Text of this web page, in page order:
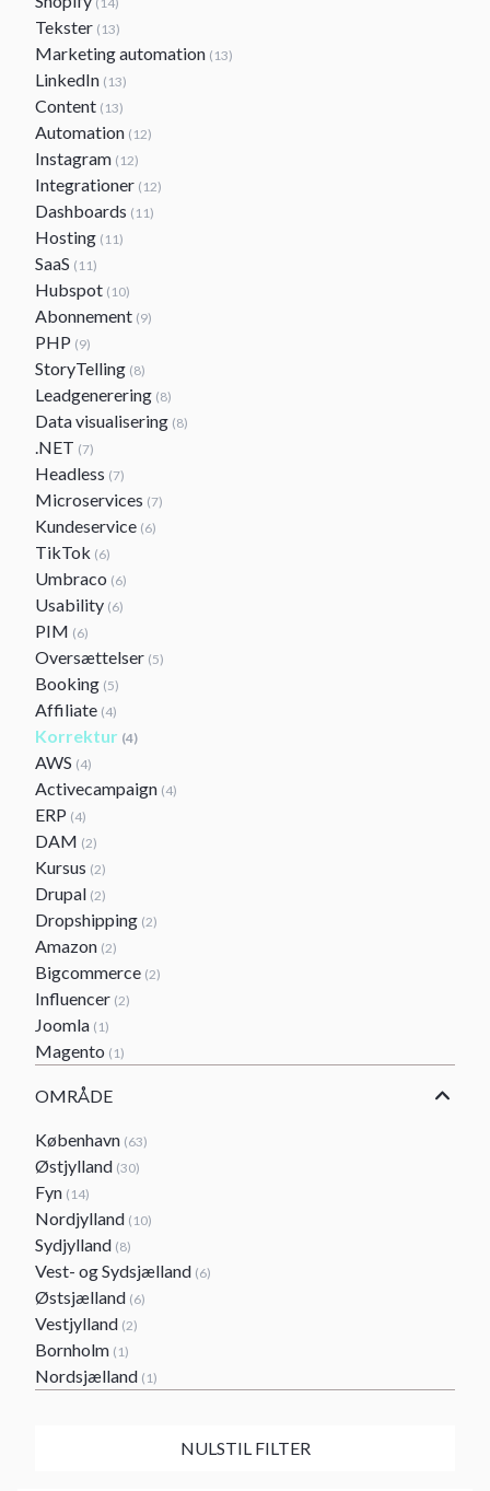
Tekster (13)
Marketing automation (13)
LinkedIn (13)
Content (13)
Automation (12)
Instagram (12)
Integrationer (12)
Dashboards (11)
Hosting (11)
SaaS (11)
Hubspot (10)
Abonnement (9)
PHP (9)
StoryTelling (8)
Leadgenerering (8)
Data visualisering (8)
.NET (7)
Headless (7)
Microservices (7)
Kundeservice (6)
TikTok (6)
Umbraco (6)
Usability (6)
PIM (6)
Oversættelser (5)
Booking (5)
Affiliate (4)
Korrektur (4)
AWS (4)
Activecampaign (4)
ERP (4)
DAM (2)
Kursus (2)
Drupal (2)
Dropshipping (2)
Amazon (2)
Bigcommerce (2)
Influencer (2)
Joomla (1)
Magento (1)
OMRÅDE
København (63)
Østjylland (30)
Fyn (14)
Nordjylland (10)
Sydjylland (8)
Vest- og Sydsjælland (6)
Østsjælland (6)
Vestjylland (2)
Bornholm (1)
Nordsjælland (1)
NULSTIL FILTER